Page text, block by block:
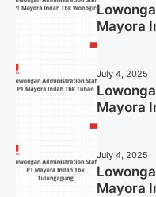
Mayora
July 4, 2025
Mayora
July 4, 2025
Mayora